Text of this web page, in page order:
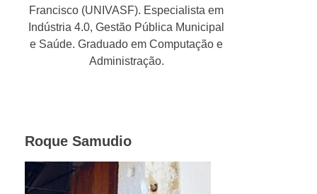
Francisco (UNIVASF). Especialista em
Indústria 4.0, Gestão Pública Municipal
e Saúde. Graduado em Computação e
Administração.
Roque Samudio